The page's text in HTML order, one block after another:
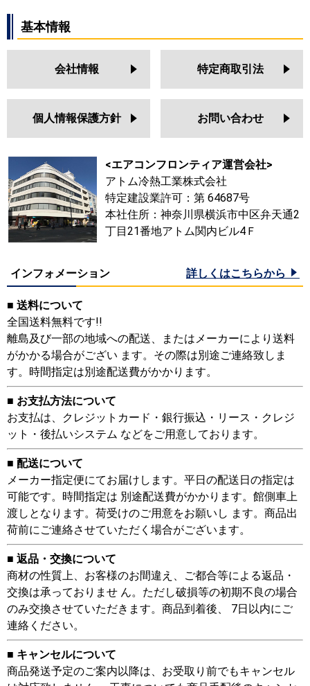
基本情報
会社情報 特定商取引法
個人情報保護方針 お問い合わせ
<エアコンフロンティア運営会社>
アトム冷熱工業株式会社
特定建設業許可：第 64687号
本社住所：神奈川県横浜市中区弁天通2
丁目21番地アトム関内ビル4Ｆ
インフォメーション 詳しくはこちらから
■ 送料について
全国送料無料です!!
離島及び一部の地域への配送、またはメーカーにより送料
がかかる場合がござい ます。その際は別途ご連絡致しま
す。時間指定は別途配送費がかかります。
■ お支払方法について
お支払は、クレジットカード・銀行振込・リース・クレジ
ット・後払いシステム などをご用意しております。
■ 配送について
メーカー指定便にてお届けします。平日の配送日の指定は
可能です。時間指定は 別途配送費がかかります。館側車上
渡しとなります。荷受けのご用意をお願いし ます。商品出
荷前にご連絡させていただく場合がございます。
■ 返品・交換について
商材の性質上、お客様のお間違え、ご都合等による返品・
交換は承っておりませ ん。ただし破損等の初期不良の場合
のみ交換させていただきます。商品到着後、 7日以内にご
連絡ください。
■ キャンセルについて
商品発送予定のご案内以降は、お受取り前でもキャンセル